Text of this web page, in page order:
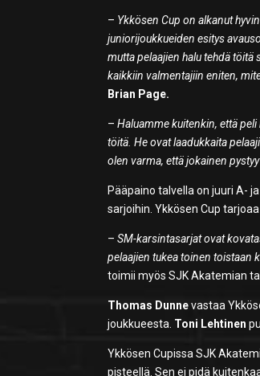
– Ykkösen Cup on alkanut
juniorijoukkueiden esitys
mutta pelaajien halu tehdä
kaikkiin valmentajiin eniten,
Brian Page.
–Haluamme kuitenkin, että
töitä. He ovat laadukkaita
olen varma, että jokainen
Pääpaino talvella on juuri A-
sarjoihin. Ykkösen Cup
–SM-karsintasarjat ovat
pelaajien tukea toinen toistaan
toimii myös SJK Akatemian
Thomas Dunnevastaa
joukkueesta. Toni Lehtinen
Ykkösen Cupissa SJK
pisteellä. Sen ei pidä